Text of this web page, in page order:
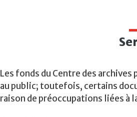
Les fonds du Centre des
au public; toutefois, certains
raison de préoccupations liées à